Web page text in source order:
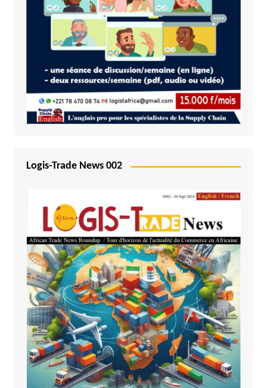
Logis-Trade News 002